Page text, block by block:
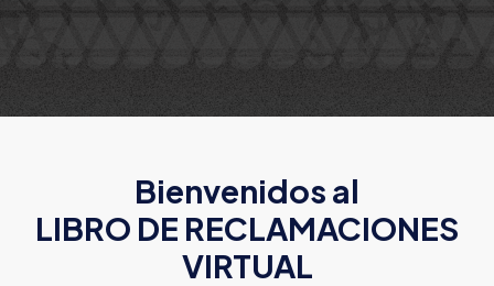
Bienvenidos al
LIBRO DE RECLAMACIONES
VIRTUAL